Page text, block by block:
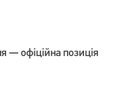
— офіційна позиція